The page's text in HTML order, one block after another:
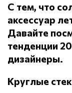
С тем, что
аксессуар
Давайте
тенденции
дизайнеры.
Круглые